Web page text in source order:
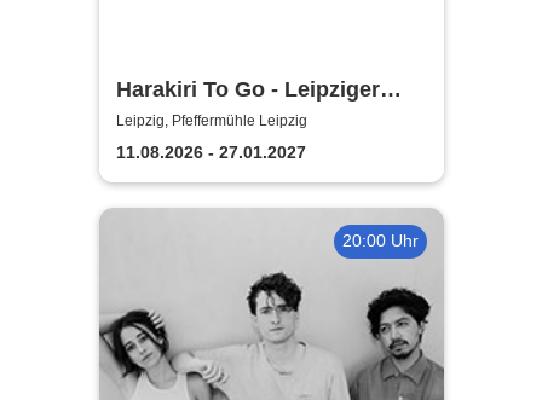
Harakiri To Go - Leipziger
Pfeffermühle
Leipzig, Pfeffermühle Leipzig
11.08.2026 - 27.01.2027
20:00 Uhr